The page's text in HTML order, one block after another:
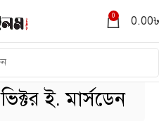
0 0.00
ভিক্টর ই. মার্সডেন